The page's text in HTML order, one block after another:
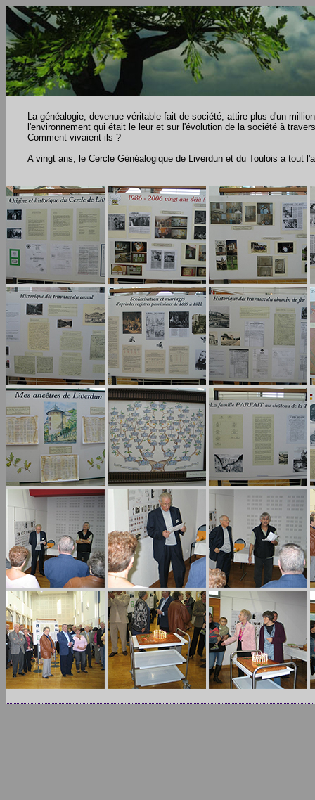
La généalogie, devenue véritable fait de société, attire plus d'un
l'environnement qui était le leur et sur l'évolution de la société à
Comment vivaient-ils ?
A vingt ans, le Cercle Généalogique de Liverdun et du Toulois a tout